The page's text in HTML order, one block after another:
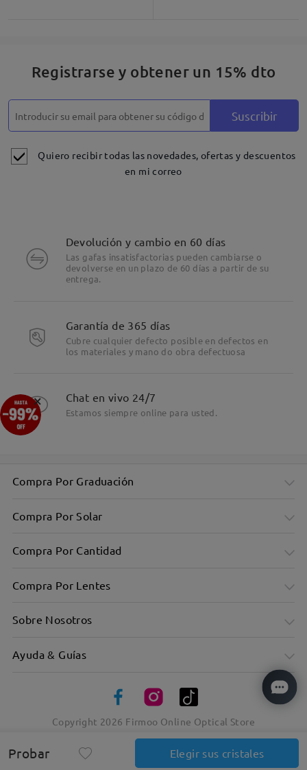
Registrarse y obtener un 15% dto
Suscribir
Quiero recibir todas las novedades, ofertas y descuentos
en mi correo
Probar Elegir sus cristales
Devolución y cambio en 60 días
Las gafas insatisfactorias pueden cambiarse o
devolverse en un plazo de 60 días a partir de su
entrega.
Garantía de 365 días
Cubre cualquier defecto posible en defectos en
los materiales y mano do obra defectuosa
Chat en vivo 24/7
Estamos siempre online para usted.
Compra Por Graduación
Compra Por Solar
Compra Por Cantidad
Compra Por Lentes
Sobre Nosotros
Ayuda & Guías
Copyright 2026 Firmoo Online Optical Store
×